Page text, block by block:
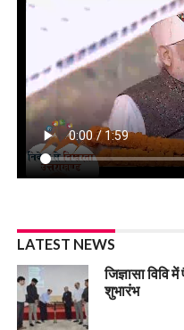
LATEST NEWS
जिज्ञासा विवि
शुभारंभ